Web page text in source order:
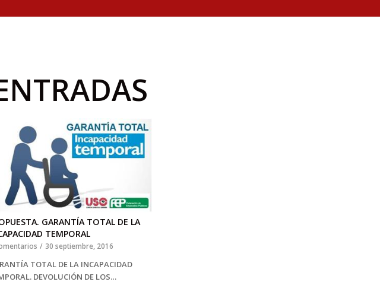
GARANTÍA TOTAL DE LA
TEMPORAL
/ 30 septiembre, 2016
TOTAL DE LA INCAPACIDAD
DEVOLUCIÓN DE LOS…